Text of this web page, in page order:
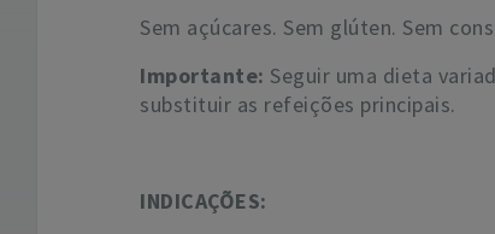
Sem açúcares. Sem glúten. Sem
Importante: Seguir uma dieta
substituir as refeições principais.
INDICAÇÕES: